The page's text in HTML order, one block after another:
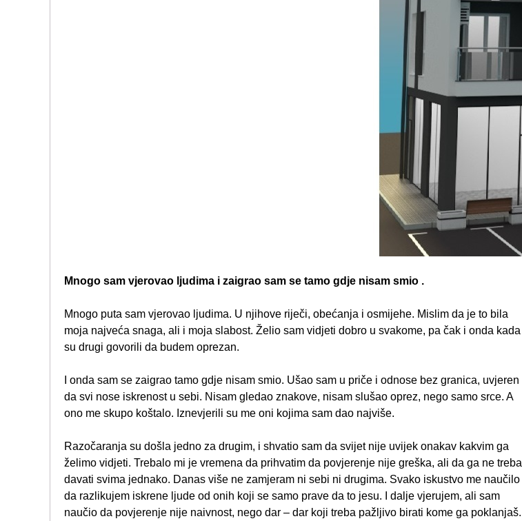
Mnogo sam vjerovao ljudima i zaigrao sam se tamo gdje nisam smio .
Mnogo puta sam vjerovao ljudima. U njihove riječi, obećanja i osmijehe. Mislim da je to bila
moja najveća snaga, ali i moja slabost. Želio sam vidjeti dobro u svakome, pa čak i onda kada
su drugi govorili da budem oprezan.
I onda sam se zaigrao tamo gdje nisam smio. Ušao sam u priče i odnose bez granica, uvjeren
da svi nose iskrenost u sebi. Nisam gledao znakove, nisam slušao oprez, nego samo srce. A
ono me skupo koštalo. Iznevjerili su me oni kojima sam dao najviše.
Razočaranja su došla jedno za drugim, i shvatio sam da svijet nije uvijek onakav kakvim ga
želimo vidjeti. Trebalo mi je vremena da prihvatim da povjerenje nije greška, ali da ga ne treba
davati svima jednako. Danas više ne zamjeram ni sebi ni drugima. Svako iskustvo me naučilo
da razlikujem iskrene ljude od onih koji se samo prave da to jesu. I dalje vjerujem, ali sam
naučio da povjerenje nije naivnost, nego dar – dar koji treba pažljivo birati kome ga poklanjaš.